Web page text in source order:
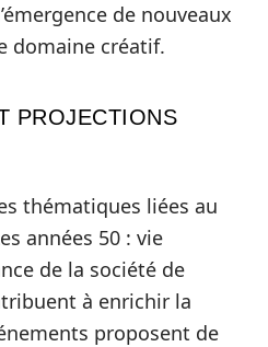
de nouveaux
domaine créatif.
PROJECTIONS
thématiques liées au
années 50 : vie
de la société de
à enrichir la
proposent de